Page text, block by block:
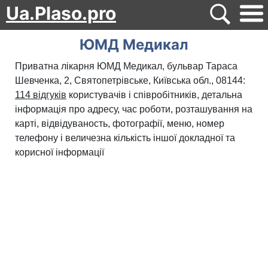
Ua.Plaso.pro
ЮМД Медикал
Приватна лікарня ЮМД Медикал, бульвар Тараса
Шевченка, 2, Святопетрівське, Київська обл., 08144:
114 відгуків користувачів і співробітників, детальна
інформація про адресу, час роботи, розташування на
карті, відвідуваность, фотографії, меню, номер
телефону і величезна кількість іншої докладної та
корисної інформації